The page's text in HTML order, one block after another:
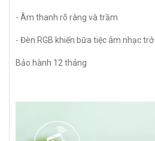
- Âm thanh rõ ràng và trầm
- Đèn RGB khiến bữa tiệc âm nhạc
Bảo hành 12 tháng